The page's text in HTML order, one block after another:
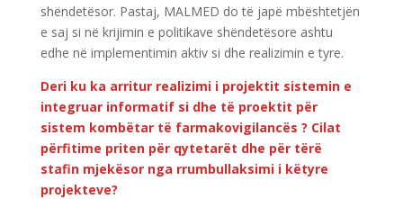
shëndetësor. Pastaj, MALMED do të japë mbështetjën
e saj si në krijimin e politikave shëndetësore ashtu
edhe në implementimin aktiv si dhe realizimin e tyre.
Deri ku ka arritur realizimi i projektit sistemin e
integruar informatif si dhe të proektit për
sistem kombëtar të farmakovigilancës ? Cilat
përfitime priten për qytetarët dhe për tërë
stafin mjekësor nga rrumbullaksimi i këtyre
projekteve?